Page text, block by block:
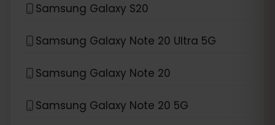
Samsung Galaxy S20
Samsung Galaxy Note 20 Ultra 5G
Samsung Galaxy Note 20
Samsung Galaxy Note 20 5G